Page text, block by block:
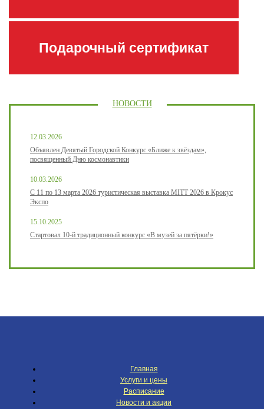
Подарочный сертификат
НОВОСТИ
12.03.2026
Объявлен Девятый Городской Конкурс «Ближе к звёздам»,
посвященный Дню космонавтики
10.03.2026
С 11 по 13 марта 2026 туристическая выставка MITT 2026 в Крокус
Экспо
15.10.2025
Стартовал 10-й традиционный конкурс «В музей за пятёрки!»
Главная
Услуги и цены
Расписание
Новости и акции